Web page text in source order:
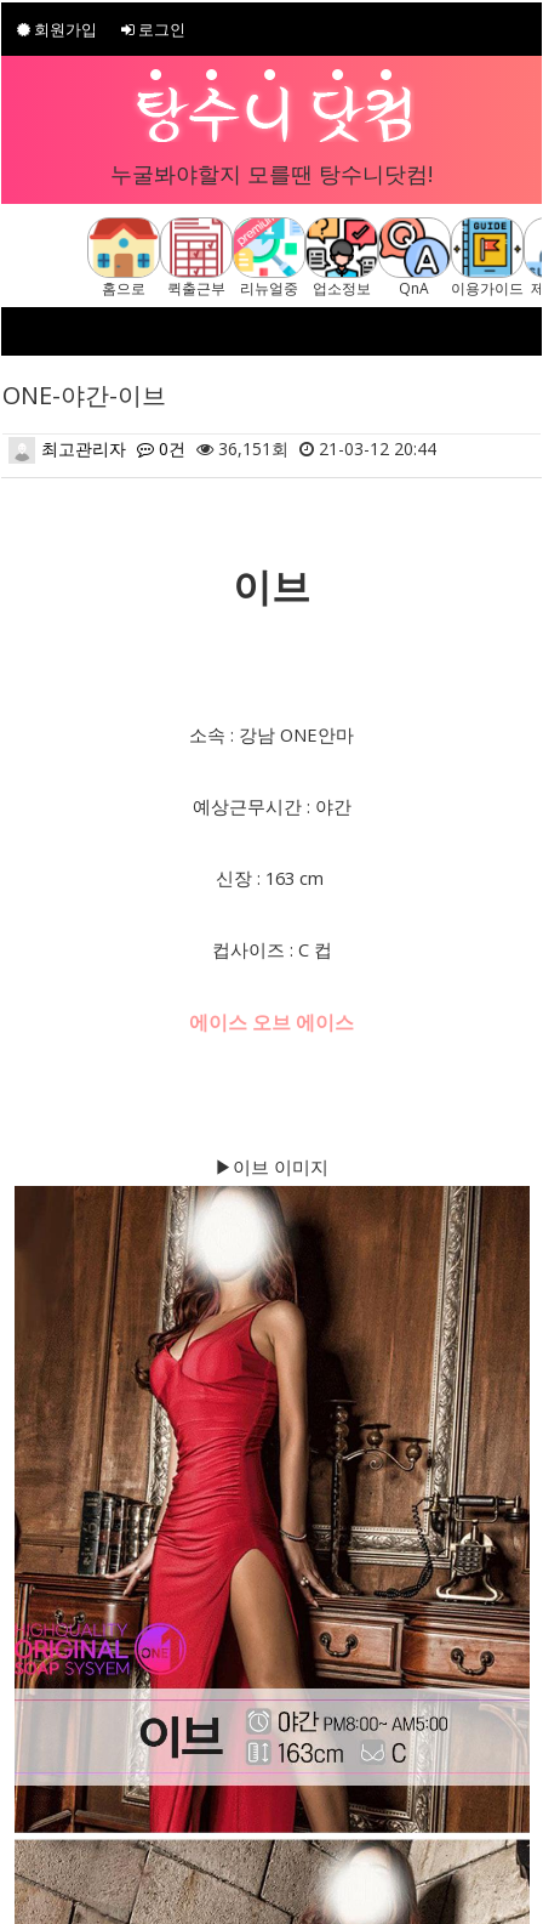
회원가입 로그인
누굴봐야할지 모를땐 탕수니닷컴!
홈으로 퀵출근부 리뉴얼중 업소정보 QnA 이용가이드
ONE-야간-이브
최고관리자 0건 36,151회 21-03-12 20:44
이브
소속 : 강남 ONE안마
예상근무시간 : 야간
신장 : 163 cm
컵사이즈 : C 컵
에이스 오브 에이스
▶이브 이미지